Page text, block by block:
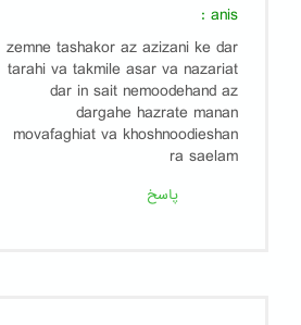
anis
:
zemne tashakor az azizani ke dar
tarahi va takmile asar va nazariat
dar in sait nemoodehand az
dargahe hazrate manan
movafaghiat va khoshnoodieshan
ra saelam
پاسخ